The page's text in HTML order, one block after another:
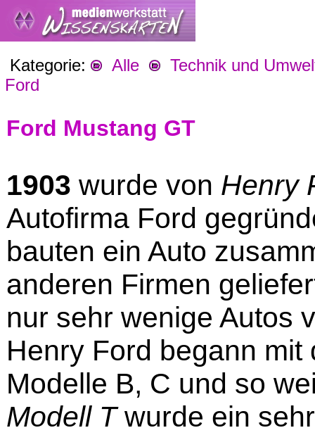
Kategorie: Alle
Technik und
Ford
Ford Mustang GT
1903 wurde von Henry
Autofirma Ford
bauten ein Auto
anderen Firmen
nur sehr wenige Autos
Henry Ford begann mit
Modelle B, C und so
Modell Twurde ein